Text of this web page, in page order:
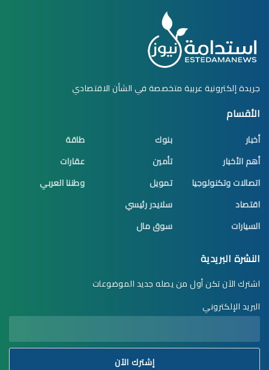
جريدة إلكترونية عربية متخصصة في الشأن الاقتصادي
الأقسام
أخبار
أهم الأخبار
اتصالات وتكنولوجيا
اقتصاد
السيارات
بنوك
تأمين
تمويل
سلايدر رئيسي
سوق مال
طاقة
عقارات
وطننا العربي
النشرة البريدية
اشترك الآن تكن أول من يصله جديد الموضوعات
البريد الإلكتروني